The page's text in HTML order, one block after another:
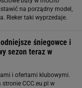
na porządny model,
Rieker taki wyprzedaje.
śniegowce i
sezon teraz w
i ofertami klubowymi.
stronie CCC.eu.pl w